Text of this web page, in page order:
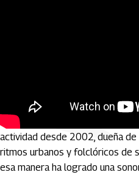
Cynthia Montaño es una artista
actividad desde 2002, dueña
ritmos urbanos y folclóricos de
esa manera ha logrado una